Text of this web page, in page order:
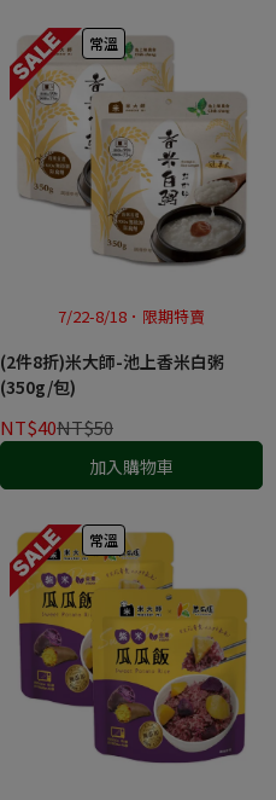
常溫
7/22-8/18．限期特賣
(2件8折)米大師-池上香米白粥
(350g/包)
NT$40NT$50
加入購物車
常溫